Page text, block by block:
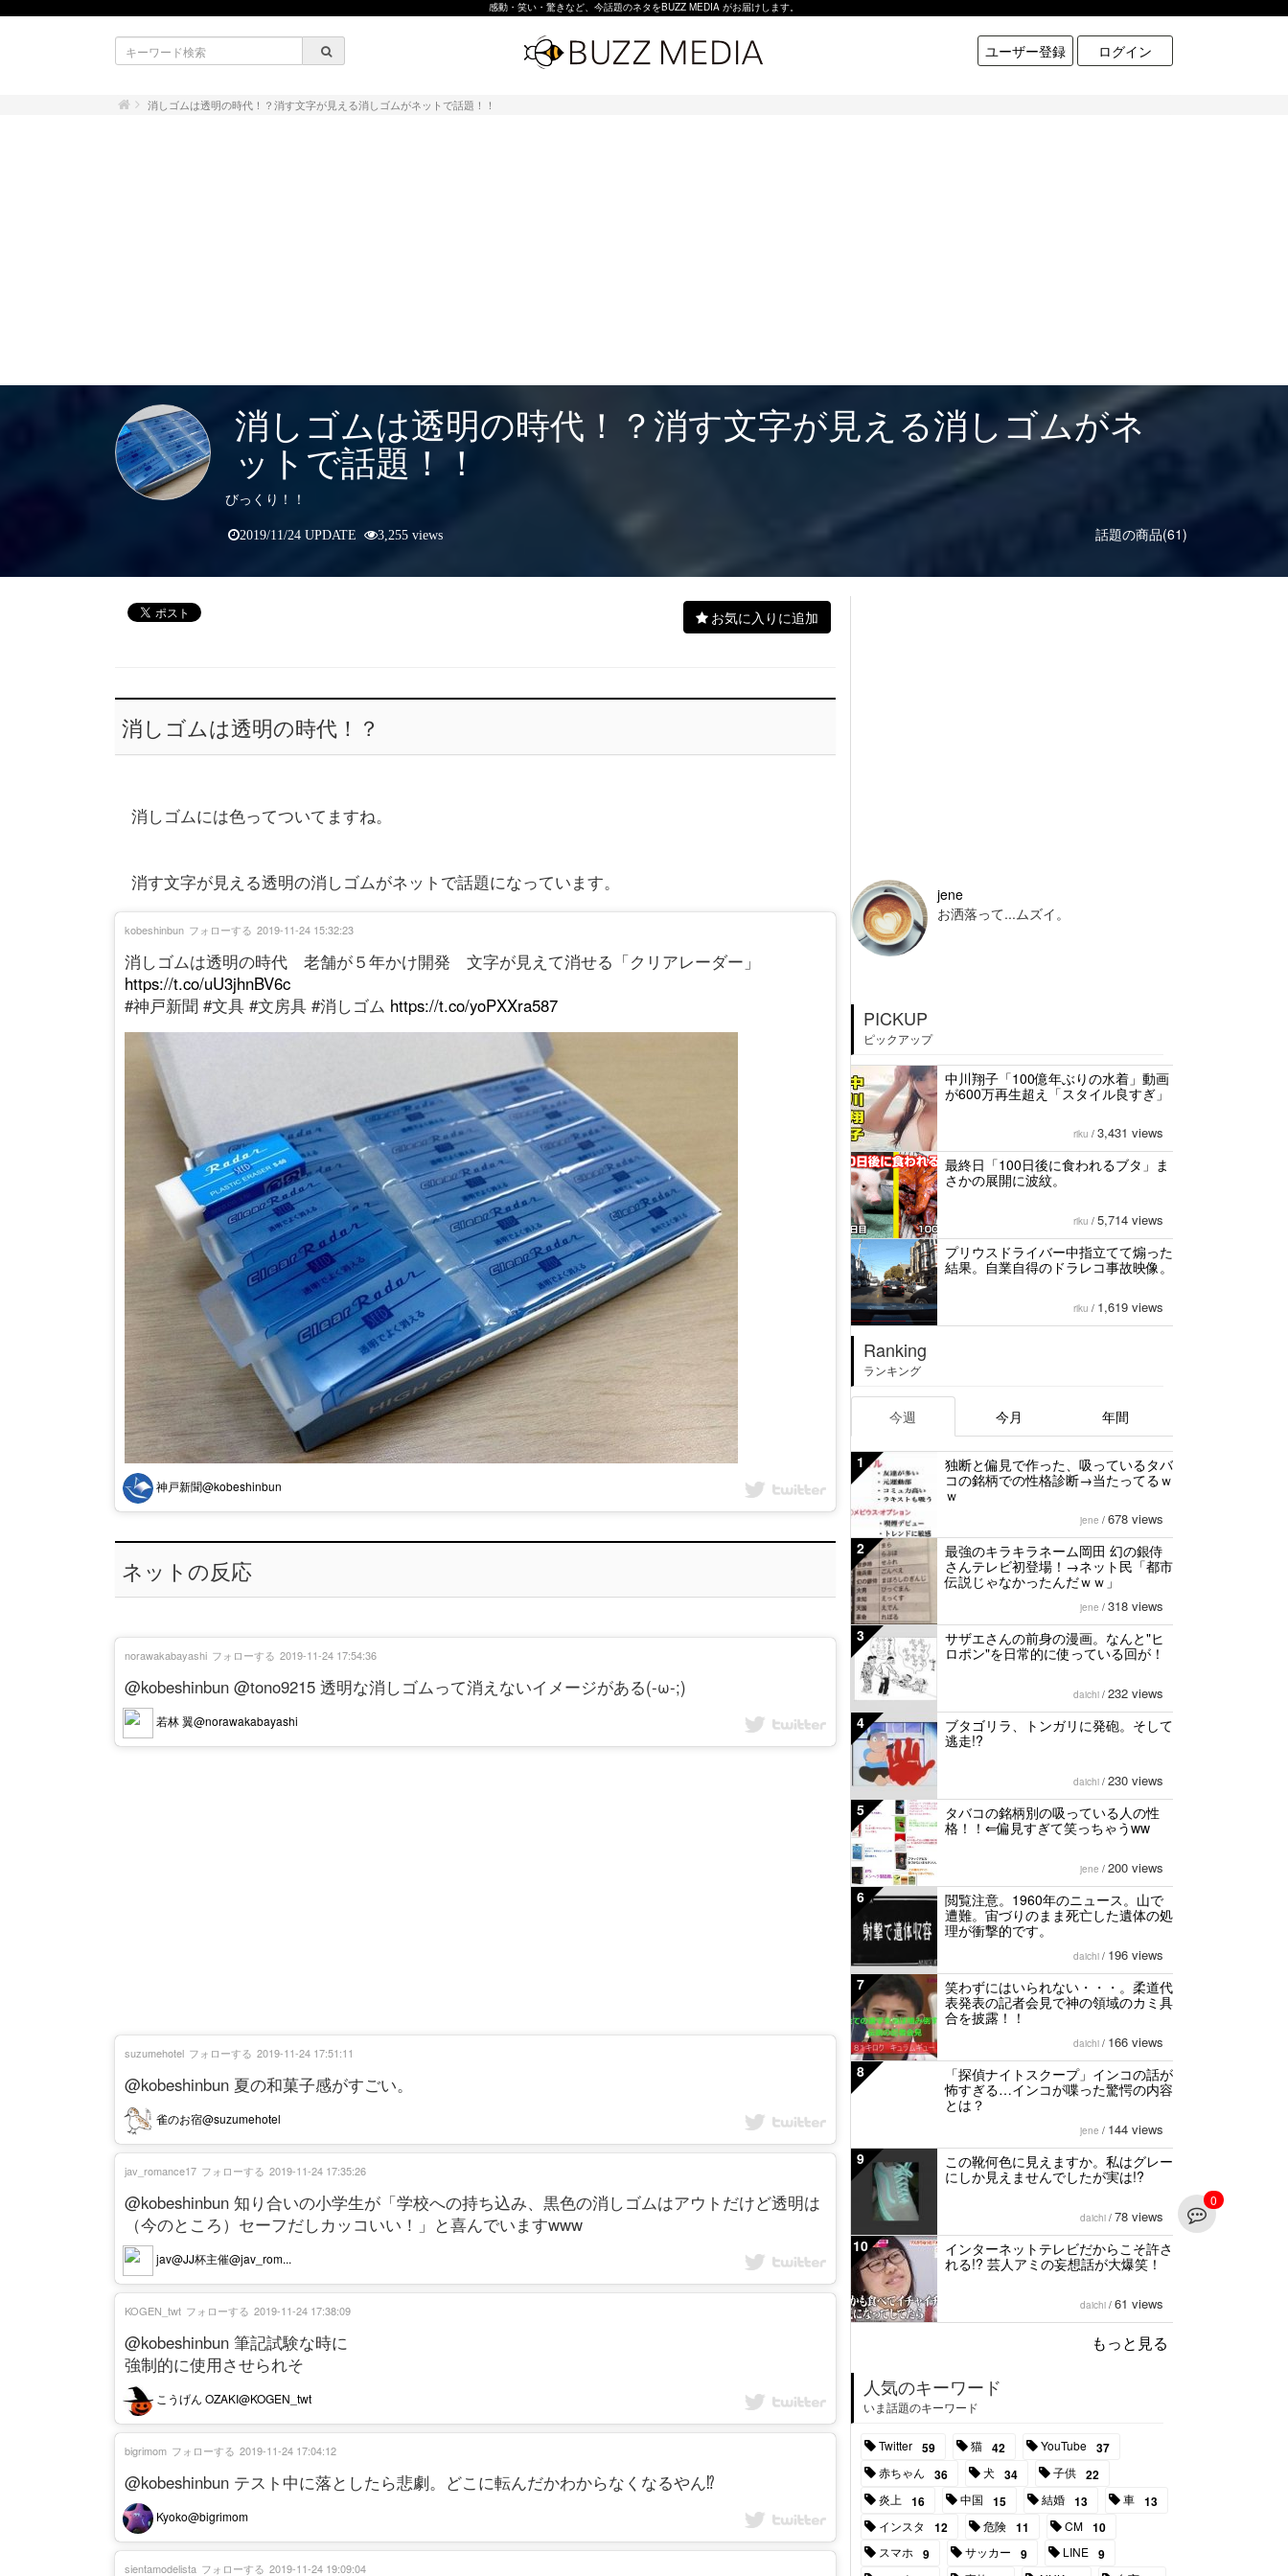
感動・笑い・驚きなど、今話題のネタをBUZZ MEDIA がお届けします。
ユーザー登録 ログイン
消しゴムは透明の時代！？消す文字が見える消しゴムがネットで話題！！
消しゴムは透明の時代！？消す文字が見える消しゴムがネ
ットで話題！！
びっくり！！
話題の商品(61)
2019/11/24 UPDATE 3,255 views
お気に入りに追加
消しゴムは透明の時代！？
消しゴムには色ってついてますね。
消す文字が見える透明の消しゴムがネットで話題になっています。
消しゴムは透明の時代 老舗が５年かけ開発 文字が見えて消せる「クリアレーダー」
https://t.co/uU3jhnBV6c
#神戸新聞 #文具 #文房具 #消しゴム https://t.co/yoPXXra587
神戸新聞@kobeshinbun
kobeshinbun フォローする 2019-11-24 15:32:23
ネットの反応
@kobeshinbun @tono9215 透明な消しゴムって消えないイメージがある(-ω-;)
若林 翼@norawakabayashi
norawakabayashi フォローする 2019-11-24 17:54:36
@kobeshinbun 夏の和菓子感がすごい。
雀のお宿@suzumehotel
suzumehotel フォローする 2019-11-24 17:51:11
@kobeshinbun 知り合いの小学生が「学校への持ち込み、黒色の消しゴムはアウトだけど透明は
（今のところ）セーフだしカッコいい！」と喜んでいますwww
jav@JJ杯主催@jav_rom...
jav_romance17 フォローする 2019-11-24 17:35:26
@kobeshinbun 筆記試験な時に
強制的に使用させられそ
こうげん OZAKI@KOGEN_twt
KOGEN_twt フォローする 2019-11-24 17:38:09
@kobeshinbun テスト中に落としたら悲劇。どこに転んだかわからなくなるやん⁉️
Kyoko@bigrimom
bigrimom フォローする 2019-11-24 17:04:12
sientamodelista フォローする 2019-11-24 19:09:04
0
jene
お洒落って...ムズイ。
PICKUP
ピックアップ
中川翔子「100億年ぶりの水着」動画
が600万再生超え「スタイル良すぎ」
riku / 3,431 views
最終日「100日後に食われるブタ」ま
さかの展開に波紋。
riku / 5,714 views
プリウスドライバー中指立てて煽った
結果。自業自得のドラレコ事故映像。
riku / 1,619 views
Ranking
ランキング
今週 今月 年間
1
独断と偏見で作った、吸っているタバ
コの銘柄での性格診断→当たってるｗ
ｗ
jene / 678 views
2
最強のキラキラネーム岡田 幻の銀侍
さんテレビ初登場！→ネット民「都市
伝説じゃなかったんだｗｗ」
jene / 318 views
3
サザエさんの前身の漫画。なんと"ヒ
ロポン"を日常的に使っている回が！
daichi / 232 views
4
ブタゴリラ、トンガリに発砲。そして
逃走!?
daichi / 230 views
5
タバコの銘柄別の吸っている人の性
格！！⇐偏見すぎて笑っちゃうww
jene / 200 views
6
閲覧注意。1960年のニュース。山で
遭難。宙づりのまま死亡した遺体の処
理が衝撃的です。
daichi / 196 views
7
笑わずにはいられない・・・。柔道代
表発表の記者会見で神の領域のカミ具
合を披露！！
daichi / 166 views
8
「探偵ナイトスクープ」インコの話が
怖すぎる…インコが喋った驚愕の内容
とは？
jene / 144 views
9
この靴何色に見えますか。私はグレー
にしか見えませんでしたが実は!?
daichi / 78 views
10
インターネットテレビだからこそ許さ
れる!? 芸人アミの妄想話が大爆笑！
daichi / 61 views
もっと見る
人気のキーワード
いま話題のキーワード
Twitter 59 猫 42 YouTube 37
赤ちゃん 36 犬 34 子供 22
炎上 16 中国 15 結婚 13 車 13
インスタ 12 危険 11 CM 10
スマホ 9 サッカー 9 LINE 9